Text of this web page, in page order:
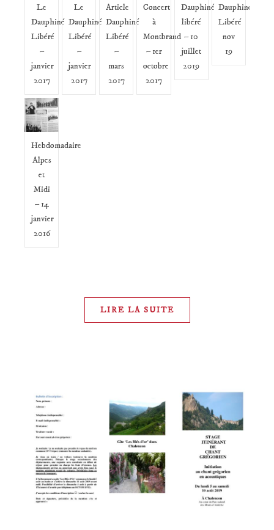
Le
Dauphiné
Libéré
–
janvier
2017
Le
Dauphiné
Libéré
–
janvier
2017
Article
Dauphiné
Libéré
–
mars
2017
Concert
à
Montbrand
– 1er
octobre
2017
Dauphiné
libéré
– 10
juillet
2019
Dauphiné
Libéré
nov
19
Hebdomadaire
Alpes
et
Midi
– 14
janvier
2016
LIRE LA SUITE